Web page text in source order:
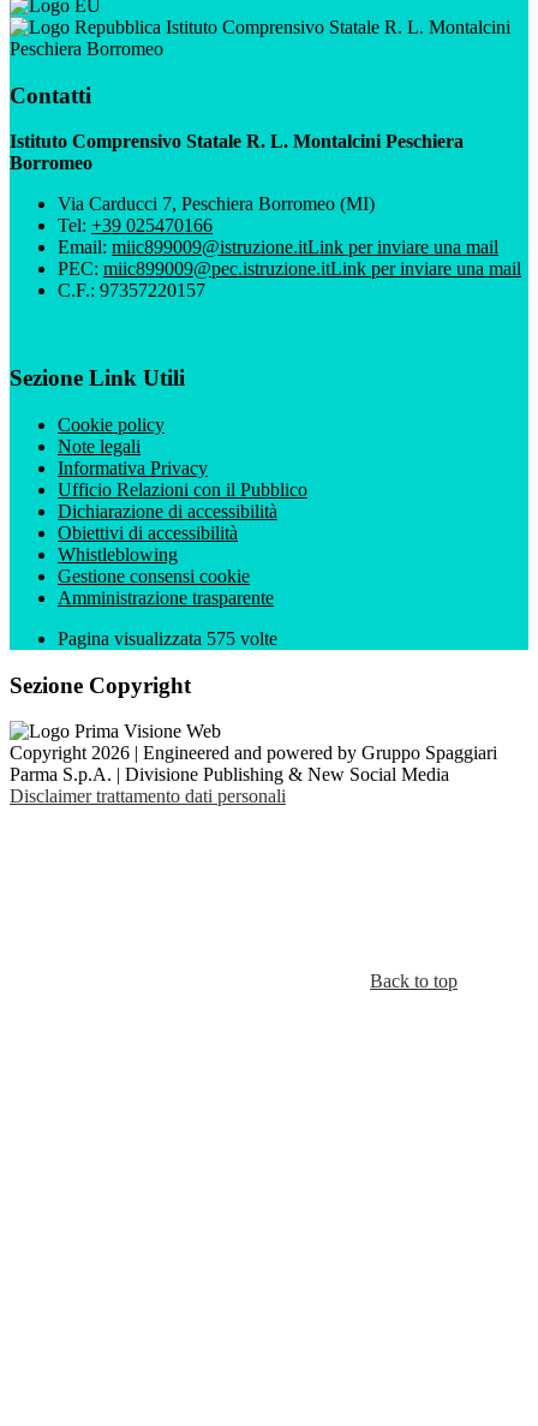
Istituto Comprensivo Statale R. L. Montalcini
Peschiera Borromeo
Contatti
Istituto Comprensivo Statale R. L. Montalcini Peschiera
Borromeo
Via Carducci 7, Peschiera Borromeo (MI)
Tel: +39 025470166
Email: miic899009@istruzione.itLink per inviare una mail
PEC: miic899009@pec.istruzione.itLink per inviare una mail
C.F.: 97357220157
Sezione Link Utili
Cookie policy
Note legali
Informativa Privacy
Ufficio Relazioni con il Pubblico
Dichiarazione di accessibilità
Obiettivi di accessibilità
Whistleblowing
Gestione consensi cookie
Amministrazione trasparente
Pagina visualizzata 575 volte
Sezione Copyright
Copyright 2026 | Engineered and powered by Gruppo Spaggiari
Parma S.p.A. | Divisione Publishing & New Social Media
Disclaimer trattamento dati personali
Back to top